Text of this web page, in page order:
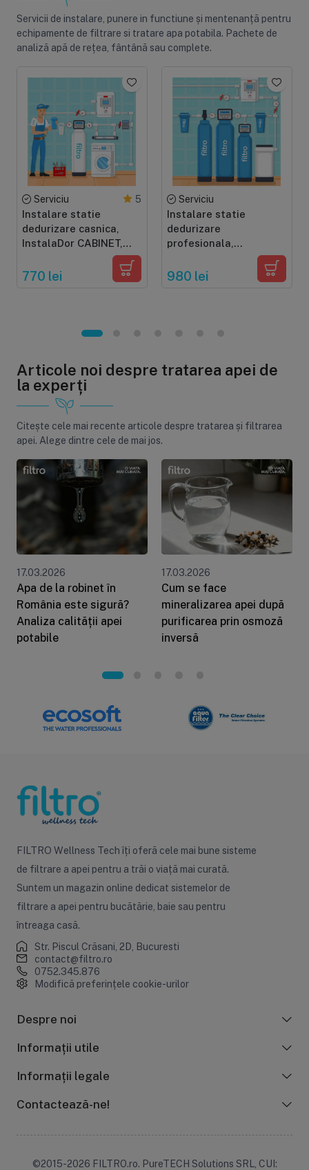
Servicii de instalare, punere in functiune și mentenanță pentru
echipamente de filtrare si tratare apa potabila. Pachete de
analiză apă de rețea, fântână sau complete.
Serviciu 5
Instalare statie
dedurizare casnica,
InstalaDor CABINET,
dedurizator cabinet,
10-37 litri, cu prefiltru
770 lei
Serviciu
Instalare statie
dedurizare
profesionala,
dedurizator simplex,
980 lei
Articole noi despre tratarea apei de
la experți
Citește cele mai recente articole despre tratarea și filtrarea
apei. Alege dintre cele de mai jos.
17.03.2026
Apa de la robinet în
România este sigură?
Analiza calității apei
potabile
17.03.2026
Cum se face
mineralizarea apei după
purificarea prin osmoză
inversă
FILTRO Wellness Tech îți oferă cele mai bune sisteme
de filtrare a apei pentru a trăi o viață mai curată.
Suntem un magazin online dedicat sistemelor de
filtrare a apei pentru bucătărie, baie sau pentru
întreaga casă.
Str. Piscul Crăsani, 2D, Bucuresti
contact@filtro.ro
0752.345.876
Modifică preferințele cookie-urilor
Despre noi
Informații utile
Informații legale
Contactează-ne!
©2015-2026 FILTRO.ro. PureTECH Solutions SRL, CUI: